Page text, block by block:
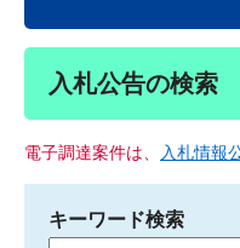
入札公告の検索
電子調達案件は、 入札情報
キーワード検索